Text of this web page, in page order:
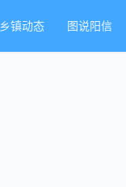
乡镇动态 图说阳信